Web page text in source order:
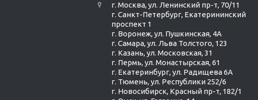
г. Москва, ул. Ленинский пр-т, 70/11
г. Санкт-Петербург, Екатерининский
проспект 1
г. Воронеж, ул. Пушкинская, 4А
г. Самара, ул. Льва Толстого, 123
г. Казань, ул. Московская, 31
г. Пермь, ул. Монастырская, 61
г. Екатеринбург, ул. Радищева 6А
г. Тюмень, ул. Республики 252/6
г. Новосибирск, Красный пр-т, 182/1